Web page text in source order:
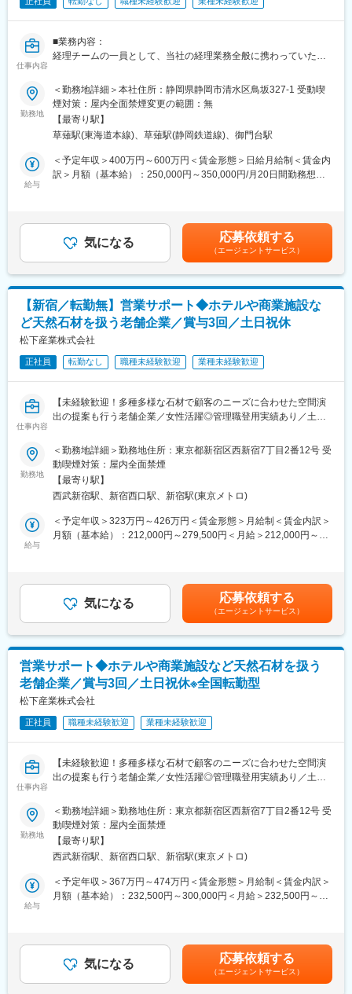
事務スタッフが1名在籍しています。
半導体、液晶用薬品の搬送容器は高純度の品質を保つ必要がある
ため参入障壁が高く、ニッチトップを誇ります。クライアントは
績賞与支給実績あり)
変更の範囲：会社の定める業務
仕事内容
■業務内容：
経理チームの一員として、当社の経理業務全般に携わっていただ
ることがミッションとなります。
具体的な業務内容は以下の通りです。
・月次、年次決算業務全般：
試算表作成、財務諸表作成、監査法人対応など、決算業務を主体
的に担当していただきます。
・日々の仕訳・伝票処理、会計ソフトへの入力業務：
迅速かつ正確な処理が求められます。
・部門間の連携強化：
・固定資産管理、減価償却計算、税務申告業務(適切な会計処理と
税務申告を行います)
・予算管理、予実分析、経営分析資料作成サポート(経営層への情
■配属部署：
経理を含む管理部門は、部門長1 名、MGR1 名、メンバー3 名の
を担っています。経験豊富なMGR が在籍しており、安定した環境
で業務に取り組むことができます。
■入社直後（～1 年）
・日次、月次の経理業務を自立して遂行
幹システム管理業務（マスタ登録）
・既存業務の理解と安定運用
■中期（1～3 年）
・月次決算の主担当
・他部門との連携強化
■将来（3 年以降）
・安定した基盤と働きやすさ：
創業78 年の歴史を持つ安定企業で、年間休日126 日、有給休暇の
計画的付与（年間5 日間指定）、1 ヶ月皆勤手当（1 万円）など、
充実した福利厚生と働きやすい環境が魅力です。
・キャリアパス：
経理チームのリーダー、マネージャーといったポジションへの昇
格の機会があり、将来的には管理部門全体を統括するポジション
を目指すことも可能です。また、経理以外の総務や労務、人事業
務などの経験を積むことも可能です。
勤務地
＜勤務地詳細＞本社住所：静岡県静岡市清水区鳥坂327-1 受動喫
煙対策：屋内全面禁煙変更の範囲：無
【最寄り駅】
草薙駅(東海道本線)、草薙駅(静岡鉄道線)、御門台駅
給与
＜予定年収＞400万円～600万円＜賃金形態＞日給月給制＜賃金内
訳＞月額（基本給）：250,000円～350,000円/月20日間勤務想定
安の金額であり、選考を通じて上下する可能性があります。月給
(月額)は固定手当を含めた表記です。
気になる 応募依頼する
（エージェントサービス）
【新宿／転勤無】営業サポート◆ホテルや商業施設な
ど天然石材を扱う老舗企業／賞与3回／土日祝休
松下産業株式会社
正社員 転勤なし 職種未経験歓迎 業種未経験歓迎
仕事内容
【未経験歓迎！多種多様な石材で顧客のニーズに合わせた空間演
出の提案も行う老舗企業／女性活躍◎管理職登用実績あり／土日
■業務内容：
当社の施工管理部門におけるサポート業務を中心に担当していた
だきます。
・売上／仕入伝票等の起票，コンピューター入力
・安全書類作成補助
・電話，来客対応，庶務全般（小口現金管理あり）
■取り扱う商材について：
当社が扱う石材は調達担当が海外の現地で触れて目で見た厳選し
います。石材はモダンでスタイリッシュなデザインものからエレ
ガントなものまで多数、取り扱いがございます。
個人宅から商業施設に至るまで様々なシーンで当社の製品が使用
されているおり、自信を持ってご提案ができる商材です。
■同社の魅力・やりがい
【業務】石材をただ売るだけでなく、どんな場所や用途に用いる
す。
【企業の安定性】
ワークにより大手ハウスメーカー、大手ゼネコンとの取引を多数
行っております。
【同社の特徴】加工～施工まで一貫して引き受ける
当社は、建築石材のみならず、墓石等、幅広く扱っており、顧客
おります。石材加工の技術はもちろんのこと、多様なニーズに柔
軟に対応できることもあり、選ばれ続けております。
残業は基本的に行わない方針で、少ない残業時間を実現しており
ます。一人に業務負担がかからないよう、案件調整等も行ってお
ります。
勤務地
＜勤務地詳細＞勤務地住所：東京都新宿区西新宿7丁目2番12号 受
動喫煙対策：屋内全面禁煙
【最寄り駅】
西武新宿駅、新宿西口駅、新宿駅(東京メトロ)
給与
＜予定年収＞323万円～426万円＜賃金形態＞月給制＜賃金内訳＞
月額（基本給）：212,000円～279,500円＜月給＞212,000円～
選考を通じて上下する可能性があります。月給(月額)は固定手当を
含めた表記です。
気になる 応募依頼する
（エージェントサービス）
営業サポート◆ホテルや商業施設など天然石材を扱う
老舗企業／賞与3回／土日祝休※全国転勤型
松下産業株式会社
正社員 職種未経験歓迎 業種未経験歓迎
仕事内容
【未経験歓迎！多種多様な石材で顧客のニーズに合わせた空間演
出の提案も行う老舗企業／女性活躍◎管理職登用実績あり／土日
■業務内容：
当社の施工管理部門におけるサポート業務を中心に担当していた
だきます。
・売上／仕入伝票等の起票，コンピューター入力
・安全書類作成補助
・電話，来客対応，庶務全般（小口現金管理あり）
※将来的に転居を伴う異動および仕事内容の変更の可能性がありま
す。
勤務地
＜勤務地詳細＞勤務地住所：東京都新宿区西新宿7丁目2番12号 受
動喫煙対策：屋内全面禁煙
【最寄り駅】
西武新宿駅、新宿西口駅、新宿駅(東京メトロ)
給与
＜予定年収＞367万円～474万円＜賃金形態＞月給制＜賃金内訳＞
月額（基本給）：232,500円～300,000円＜月給＞232,500円～
途、生活支援金として35,000円が支給されます賃金はあくまでも
目安の金額であり、選考を通じて上下する可能性があります。月
給(月額)は固定手当を含めた表記です。
気になる 応募依頼する
（エージェントサービス）